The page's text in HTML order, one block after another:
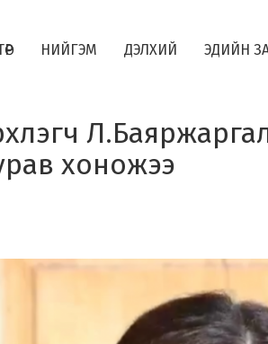
НИЙГЭМ ДЭЛХИЙ ЭДИЙН
хоножээ